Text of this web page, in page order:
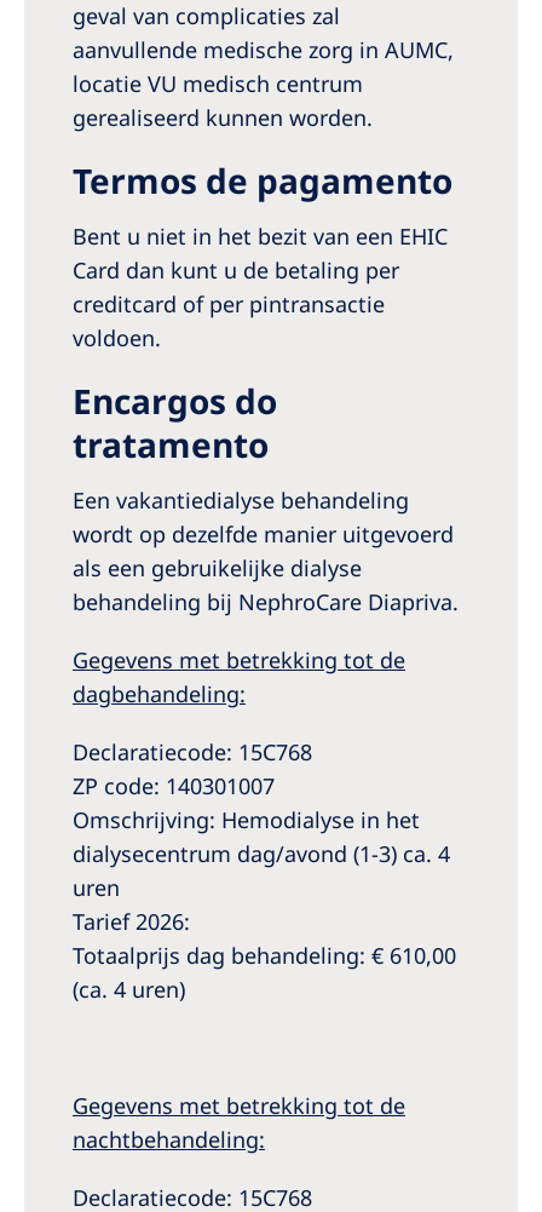
geval van complicaties zal
aanvullende medische zorg in AUMC,
locatie VU medisch centrum
gerealiseerd kunnen worden.
Termos de pagamento
Bent u niet in het bezit van een EHIC
Card dan kunt u de betaling per
creditcard of per pintransactie
voldoen.
Encargos do
tratamento
Een vakantiedialyse behandeling
wordt op dezelfde manier uitgevoerd
als een gebruikelijke dialyse
behandeling bij NephroCare Diapriva.
Gegevens met betrekking tot de
dagbehandeling:
Declaratiecode: 15C768
ZP code: 140301007
Omschrijving: Hemodialyse in het
dialysecentrum dag/avond (1-3) ca. 4
uren
Tarief 2026:
Totaalprijs dag behandeling: € 610,00
(ca. 4 uren)
Gegevens met betrekking tot de
nachtbehandeling:
Declaratiecode: 15C768